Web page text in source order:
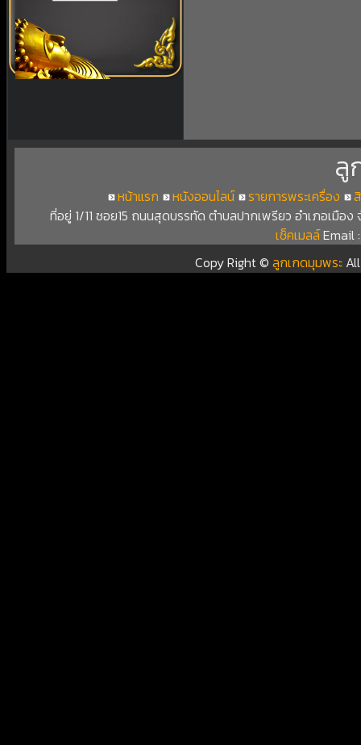
ลู
หน้าแรก หนังออนไลน์ รายการพระเครื่อง
ที่อยู่ 1/11 ซอย15 ถนนสุดบรรทัด ตำบลปากเพรียว อำเภอเมือ
เช็คเมลล์Email
Copy Right ©ลูกเกดมุมพระ